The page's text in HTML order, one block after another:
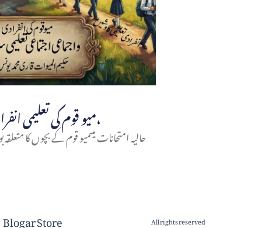
میو قوم کی تعلیمی انفرادی و اجتماعی سرگرمیاں،
حالیہ امتحانات میںمیو قوم کے بچوں کا
Blogar Store All rights reserved